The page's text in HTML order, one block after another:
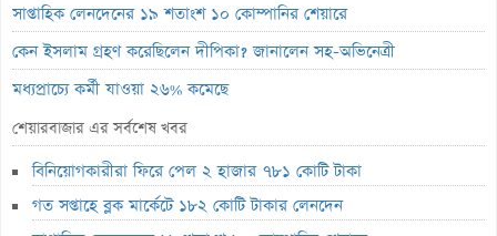
সাপ্তাহিক লেনদেনের ১৯ শতাংশ ১০ কোম্পানির শেয়ারে
কেন ইসলাম গ্রহণ করেছিলেন দীপিকা? জানালেন সহ-অভিনেত্রী
মধ্যপ্রাচ্যে কর্মী যাওয়া ২৬% কমেছে
স্বর্ণ খাতকে আনুষ্ঠানিক শিল্পে আনতে নতুন নীতিমালা
এসআইবিএল থেকেও প্রশাসক প্রত্যাহার
৮০০ কোটি টাকার বন্ড জালিয়াতি তদন্তে সিআইডি
শেয়ারবাজার এর সর্বশেষ খবর
বিনিয়োগকারীরা ফিরে পেল ২ হাজার ৭৮১ কোটি টাকা
গত সপ্তাহে ব্লক মার্কেটে ১৮২ কোটি টাকার লেনদেন